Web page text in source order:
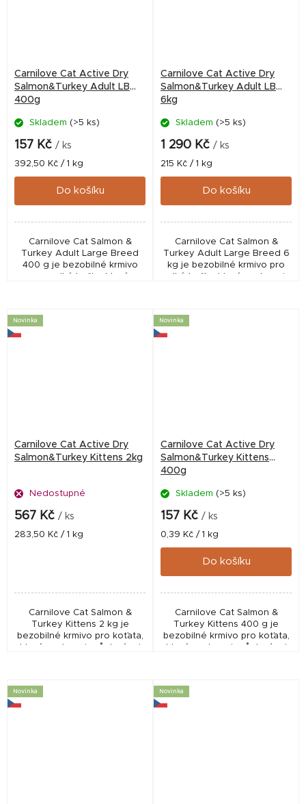
Carnilove Cat Active Dry
Salmon&Turkey Adult LB
400g
Skladem (>5 ks)
157 Kč / ks
Měrná
cena:
392,50 Kč / 1 kg
Do košíku
Carnilove Cat Salmon &
Turkey Adult Large Breed
400 g je bezobilné krmivo
Carnilove Cat Active Dry
Salmon&Turkey Adult LB
6kg
Skladem (>5 ks)
1 290 Kč / ks
Měrná
cena:
215 Kč / 1 kg
Do košíku
Carnilove Cat Salmon &
Turkey Adult Large Breed 6
kg je bezobilné krmivo pro
Novinka
Carnilove Cat Active Dry
Salmon&Turkey Kittens 2kg
Nedostupné
567 Kč / ks
Měrná
283,50 Kč / 1 kg
Carnilove Cat Salmon &
Turkey Kittens 2 kg je
bezobilné krmivo pro koťata,
které podporuje růst, vývoj
Novinka
Carnilove Cat Active Dry
Salmon&Turkey Kittens
400g
Skladem (>5 ks)
157 Kč / ks
Měrná
cena:
0,39 Kč / 1 kg
Do košíku
Carnilove Cat Salmon &
Turkey Kittens 400 g je
bezobilné krmivo pro koťata,
které podporuje růst, vývoj
Novinka Novinka